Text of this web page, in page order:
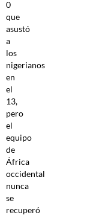
0
que
asustó
a
los
nigerianos
en
el
13,
pero
el
equipo
de
África
occidental
nunca
se
recuperó